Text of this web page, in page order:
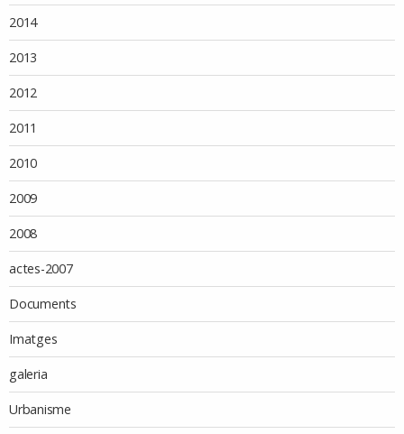
2014
2013
2012
2011
2010
2009
2008
actes-2007
Documents
Imatges
galeria
Urbanisme